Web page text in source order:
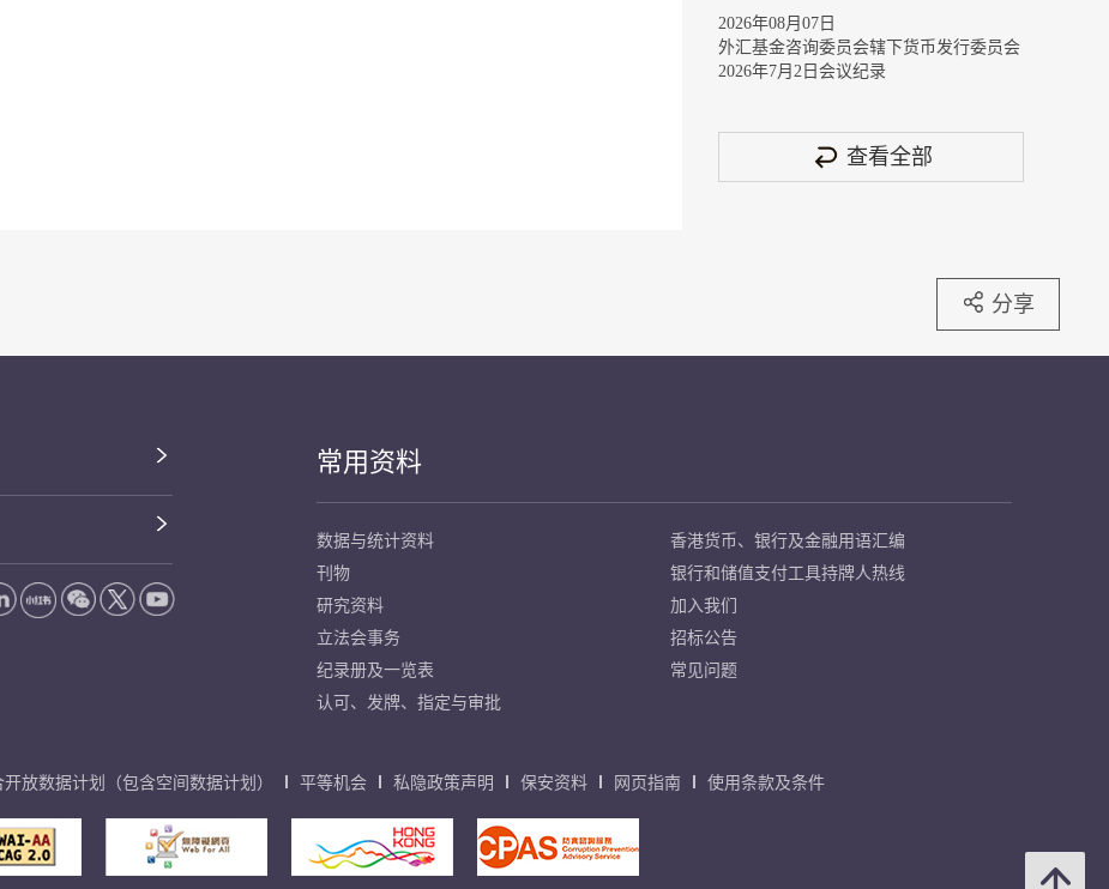
2026年08月07日
外汇基金咨询委员会辖下货币发行委员会
2026年7月2日会议纪录
查看全部
分享
常用资料
数据与统计资料
刊物
研究资料
立法会事务
纪录册及一览表
认可、发牌、指定与审批
香港货币、银行及金融用语汇编
银行和储值支付工具持牌人热线
加入我们
招标公告
常见问题
放数据计划（包含空间数据计划） 平等机会 私隐政策声明 保安资料 网页指南 使用条款及条件